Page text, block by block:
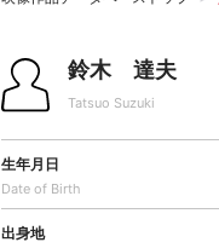
鈴木 達夫
Tatsuo Suzuki
生年月日
Date of Birth
出身地